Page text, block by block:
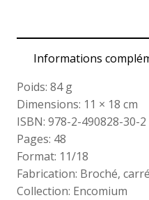
Informations
Poids: 84 g
Dimensions: 11 × 18 cm
ISBN: 978-2-490828-30-2
Pages: 48
Format: 11/18
Fabrication: Broché,
Collection: Encomium